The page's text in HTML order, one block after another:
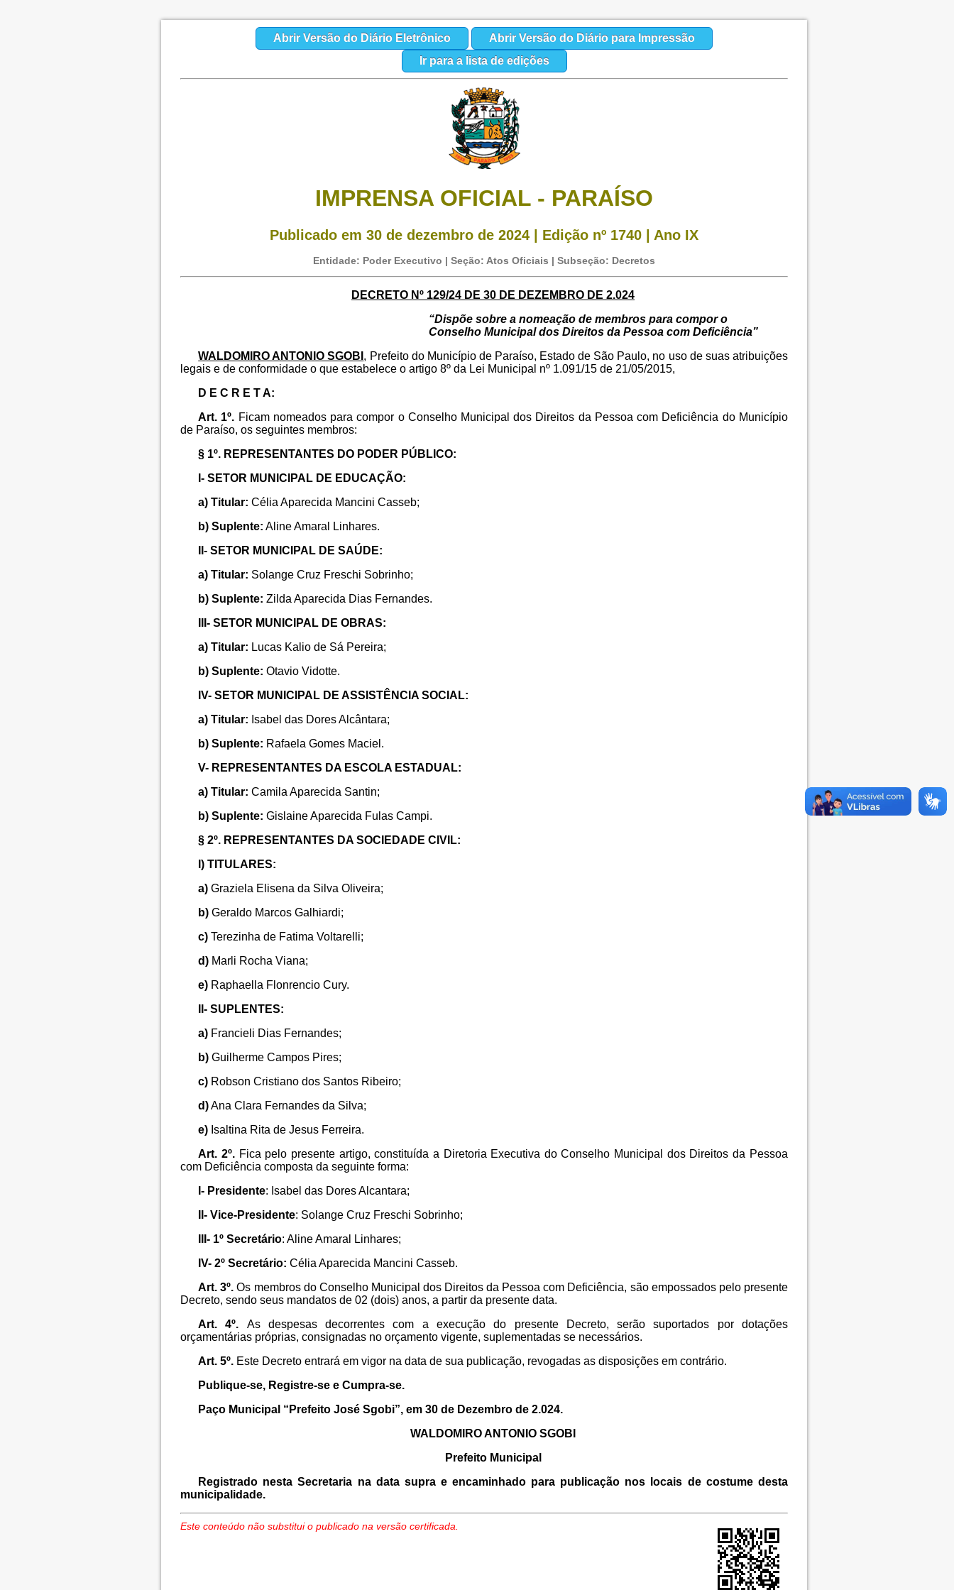
Abrir Versão do Diário Eletrônico
Abrir Versão do Diário para Impressão
Ir para a lista de edições
IMPRENSA OFICIAL - PARAÍSO
Publicado em 30 de dezembro de 2024 | Edição nº 1740 | Ano IX
Entidade: Poder Executivo | Seção: Atos Oficiais | Subseção: Decretos
DECRETO Nº 129/24 DE 30 DE DEZEMBRO DE 2.024
“Dispõe sobre a nomeação de membros para compor o
Conselho Municipal dos Direitos da Pessoa com Deficiência”
WALDOMIRO ANTONIO SGOBI , Prefeito do Município de Paraíso, Estado de São Paulo, no uso de suas atribuições
legais e de conformidade o que estabelece o artigo 8º da Lei Municipal nº 1.091/15 de 21/05/2015,
D E C R E T A:
Art. 1º. Ficam nomeados para compor o Conselho Municipal dos Direitos da Pessoa com Deficiência do Município
de Paraíso, os seguintes membros:
§ 1º. REPRESENTANTES DO PODER PÚBLICO:
I- SETOR MUNICIPAL DE EDUCAÇÃO:
a) Titular: Célia Aparecida Mancini Casseb;
b) Suplente: Aline Amaral Linhares.
II- SETOR MUNICIPAL DE SAÚDE:
a) Titular: Solange Cruz Freschi Sobrinho;
b) Suplente: Zilda Aparecida Dias Fernandes.
III- SETOR MUNICIPAL DE OBRAS:
a) Titular: Lucas Kalio de Sá Pereira;
b) Suplente: Otavio Vidotte.
IV- SETOR MUNICIPAL DE ASSISTÊNCIA SOCIAL:
a) Titular: Isabel das Dores Alcântara;
b) Suplente: Rafaela Gomes Maciel.
V- REPRESENTANTES DA ESCOLA ESTADUAL:
a) Titular: Camila Aparecida Santin;
b) Suplente: Gislaine Aparecida Fulas Campi.
§ 2º. REPRESENTANTES DA SOCIEDADE CIVIL:
I) TITULARES:
a) Graziela Elisena da Silva Oliveira;
b) Geraldo Marcos Galhiardi;
c) Terezinha de Fatima Voltarelli;
d) Marli Rocha Viana;
e) Raphaella Flonrencio Cury.
II- SUPLENTES:
a) Francieli Dias Fernandes;
b) Guilherme Campos Pires;
c) Robson Cristiano dos Santos Ribeiro;
d)Ana Clara Fernandes da Silva;
e) Isaltina Rita de Jesus Ferreira.
Art. 2º. Fica pelo presente artigo, constituída a Diretoria Executiva do Conselho Municipal dos Direitos da Pessoa
com Deficiência composta da seguinte forma:
I- Presidente: Isabel das Dores Alcantara;
II- Vice-Presidente: Solange Cruz Freschi Sobrinho;
III- 1º Secretário: Aline Amaral Linhares;
IV- 2º Secretário: Célia Aparecida Mancini Casseb.
Art. 3º.Os membros do Conselho Municipal dos Direitos da Pessoa com Deficiência, são empossados pelo presente
Decreto, sendo seus mandatos de 02 (dois) anos, a partir da presente data.
Art. 4º. As despesas decorrentes com a execução do presente Decreto, serão suportados por dotações
orçamentárias próprias, consignadas no orçamento vigente, suplementadas se necessários.
Art. 5º. Este Decreto entrará em vigor na data de sua publicação, revogadas as disposições em contrário.
Publique-se, Registre-se e Cumpra-se.
Paço Municipal “Prefeito José Sgobi”, em 30 de Dezembro de 2.024.
WALDOMIRO ANTONIO SGOBI
Prefeito Municipal
Registrado nesta Secretaria na data supra e encaminhado para publicação nos locais de costume desta
municipalidade.
Este conteúdo não substitui o publicado na versão certificada.